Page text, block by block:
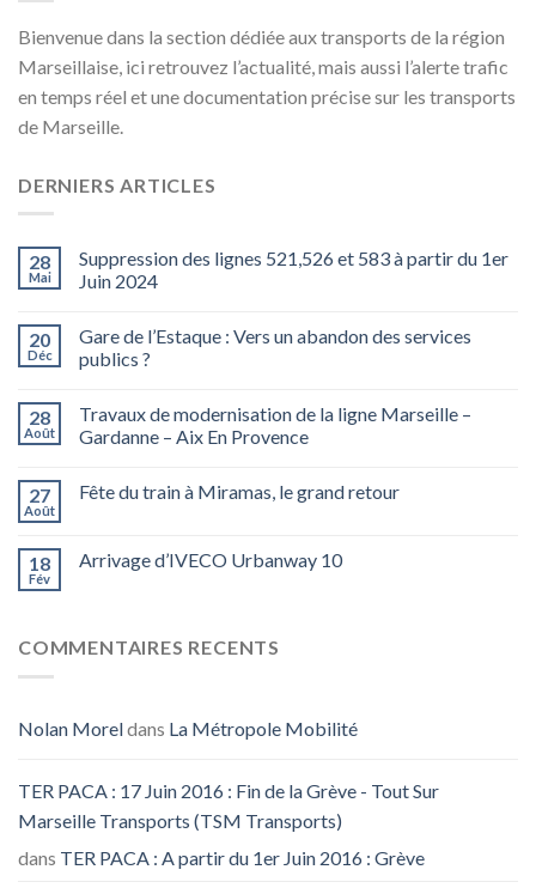
Bienvenue dans la section dédiée aux transports de la région
Marseillaise, ici retrouvez l’actualité, mais aussi l’alerte trafic
en temps réel et une documentation précise sur les transports
de Marseille.
DERNIERS ARTICLES
28
Mai
Suppression des lignes 521,526 et 583 à partir du 1er
Juin 2024
20
Déc
Gare de l’Estaque : Vers un abandon des services
publics ?
28
Août
Travaux de modernisation de la ligne Marseille –
Gardanne – Aix En Provence
27
Août
Fête du train à Miramas, le grand retour
18
Fév
Arrivage d’IVECO Urbanway 10
COMMENTAIRES RECENTS
Nolan Moreldans La Métropole Mobilité
TER PACA : 17 Juin 2016 : Fin de la Grève - Tout Sur
Marseille Transports (TSM Transports)
dans TER PACA : A partir du 1er Juin 2016 : Grève